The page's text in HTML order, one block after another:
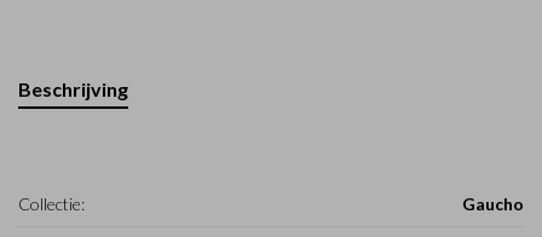
Beschrijving
Collectie: Gaucho